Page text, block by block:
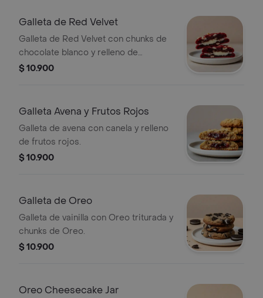
Galleta de Red Velvet
Galleta de Red Velvet con chunks de
chocolate blanco y relleno de
Cheesecake.
$ 10.900
Galleta Avena y Frutos Rojos
Galleta de avena con canela y relleno
de frutos rojos.
$ 10.900
Galleta de Oreo
Galleta de vainilla con Oreo triturada y
chunks de Oreo.
$ 10.900
Oreo Cheesecake Jar